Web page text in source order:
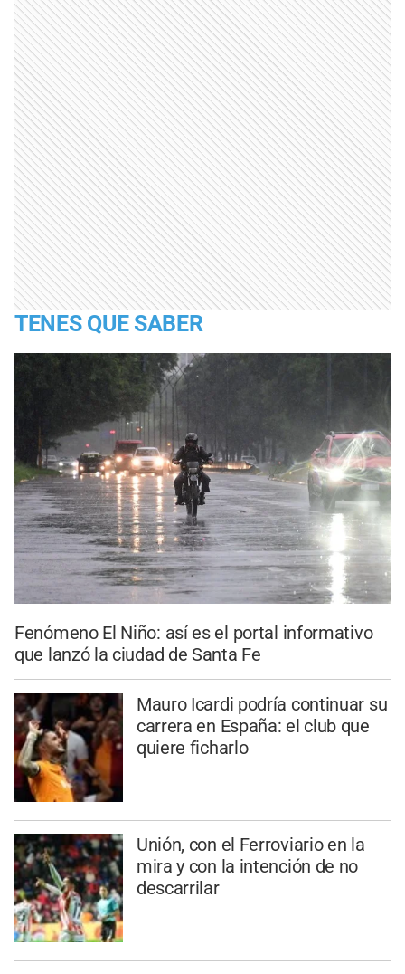
TENES QUE SABER
Fenómeno El Niño: así es el portal informativo
que lanzó la ciudad de Santa Fe
Mauro Icardi podría continuar su
carrera en España: el club que
quiere ficharlo
Unión, con el Ferroviario en la
mira y con la intención de no
descarrilar